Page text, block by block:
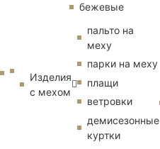
бежевые
Изделия
с мехом
пальто на
меху
парки на меху
плащи
ветровки
демисезонные
куртки